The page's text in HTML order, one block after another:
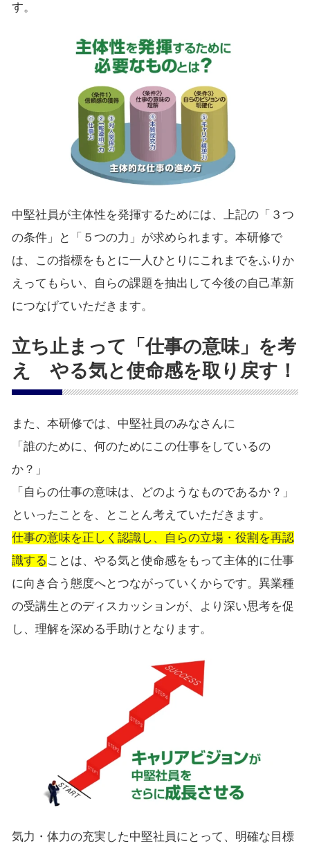
す。
中堅社員が主体性を発揮するためには、上記の「３つ
の条件」と「５つの力」が求められます。本研修で
は、この指標をもとに一人ひとりにこれまでをふりか
えってもらい、自らの課題を抽出して今後の自己革新
につなげていただきます。
立ち止まって「仕事の意味」を考
え やる気と使命感を取り戻す！
また、本研修では、中堅社員のみなさんに
「誰のために、何のためにこの仕事をしているの
か？」
「自らの仕事の意味は、どのようなものであるか？」
といったことを、とことん考えていただきます。
仕事の意味を正しく認識し、自らの立場・役割を再認
識する ことは、やる気と使命感をもって主体的に仕事
に向き合う態度へとつながっていくからです。異業種
の受講生とのディスカッションが、より深い思考を促
し、理解を深める手助けとなります。
気力・体力の充実した中堅社員にとって、明確な目標